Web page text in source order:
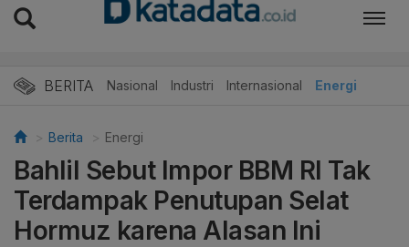
BERITA Nasional Industri Internasional Energi
Berita Energi
Bahlil Sebut Impor BBM RI Tak
Terdampak Penutupan Selat
Hormuz karena Alasan Ini